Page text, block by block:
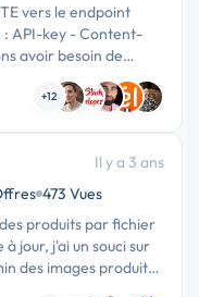
vers le endpoint
API-key - Content-
avoir besoin de
Magento et
+12
Il y a 3 ans
473 Vues
produits par fichier
jour, j'ai un souci sur
des images produits